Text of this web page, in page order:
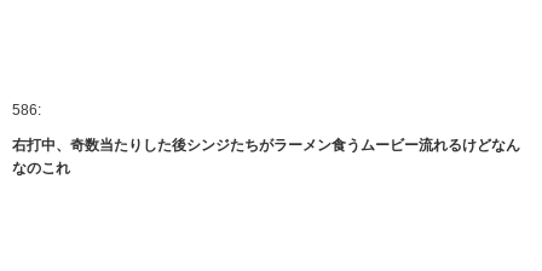
586:
右打中、奇数当たりした後シンジたちがラーメン食うムービー流れるけどなん
なのこれ